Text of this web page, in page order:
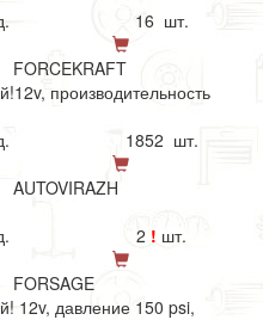
16 шт.
FORCEKRAFT
производительность
1852 шт.
AUTOVIRAZH
2 ! шт.
FORSAGE
12v, давление 150 psi,